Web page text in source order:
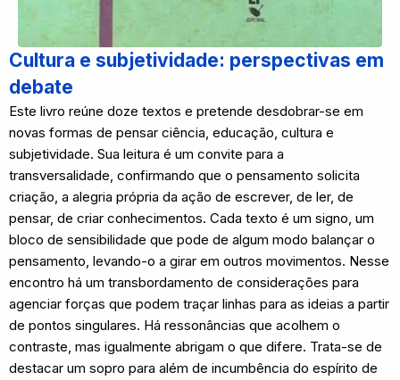
Cultura e subjetividade: perspectivas em
debate
Este livro reúne doze textos e pretende desdobrar-se em
novas formas de pensar ciência, educação, cultura e
subjetividade. Sua leitura é um convite para a
transversalidade, confirmando que o pensamento solicita
criação, a alegria própria da ação de escrever, de ler, de
pensar, de criar conhecimentos. Cada texto é um signo, um
bloco de sensibilidade que pode de algum modo balançar o
pensamento, levando-o a girar em outros movimentos. Nesse
encontro há um transbordamento de considerações para
agenciar forças que podem traçar linhas para as ideias a partir
de pontos singulares. Há ressonâncias que acolhem o
contraste, mas igualmente abrigam o que difere. Trata-se de
destacar um sopro para além de incumbência do espírito de